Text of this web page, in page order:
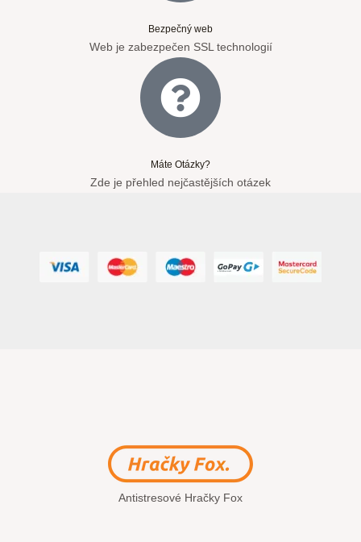
Bezpečný web
Web je zabezpečen SSL technologií
Máte Otázky?
Zde je přehled nejčastějších otázek
Antistresové Hračky Fox